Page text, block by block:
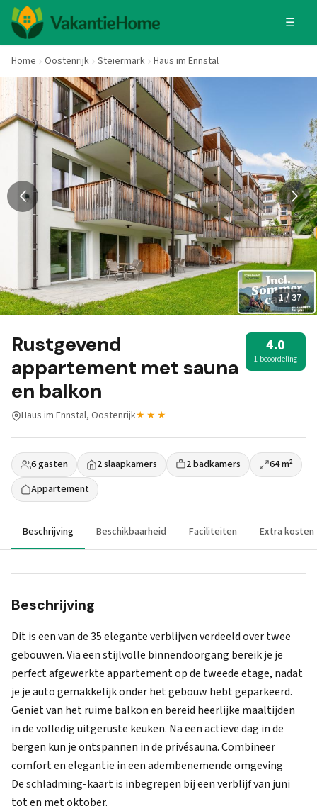
☰
Home Oostenrijk Steiermark Haus im Ennstal
1 / 37
Rustgevend
appartement met sauna
en balkon
4.0
1 beoordeling
Haus im Ennstal, Oostenrijk★★★
6 gasten 2 slaapkamers 2 badkamers
64 m²
Appartement
Beschrijving Beschikbaarheid Faciliteiten Extra kosten
Beschrijving
Dit is een van de 35 elegante verblijven verdeeld over twee
gebouwen. Via een stijlvolle binnendoorgang bereik je je
perfect afgewerkte appartement op de tweede etage, nadat
je je auto gemakkelijk onder het gebouw hebt geparkeerd.
Geniet van het ruime balkon en bereid heerlijke maaltijden
in de volledig uitgeruste keuken. Na een actieve dag in de
bergen kun je ontspannen in de privésauna. Combineer
comfort en elegantie in een adembenemende omgeving
De schladming-kaart is inbegrepen bij een verblijf van juni
tot en met oktober.